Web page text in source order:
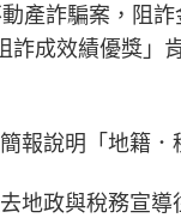
產詐騙案，阻
詐成效績優獎」
報說明「地籍．
地政與稅務宣